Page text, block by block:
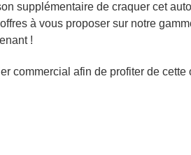
supplémentaire de craquer cet
à vous proposer sur notre
!
commercial afin de profiter de